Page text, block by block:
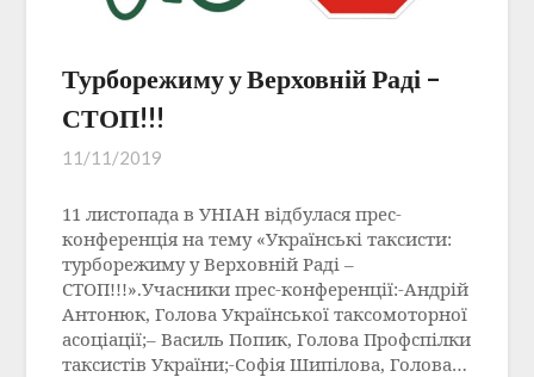
Турборежиму у Верховній Раді –
СТОП!!!
11/11/2019
11 листопада в УНІАН відбулася прес-
конференція на тему «Українські таксисти:
турборежиму у Верховній Раді –
СТОП!!!».Учасники прес-конференції:-Андрій
Антонюк, Голова Української таксомоторної
асоціації;– Василь Попик, Голова Профспілки
таксистів України;-Софія Шипілова, Голова…